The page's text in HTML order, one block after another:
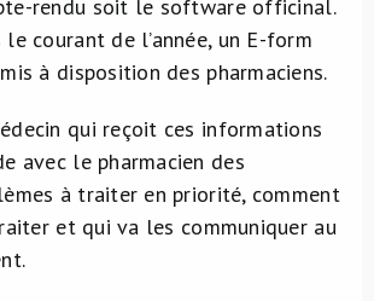
rendu soit le software officinal.
le courant de l’année, un E-form
à disposition des pharmaciens.
qui reçoit ces informations
avec le pharmacien des
à traiter en priorité, comment
et qui va les communiquer au